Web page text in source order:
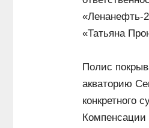
«Ленанефть-
«Татьяна
Полис
акваторию
конкретного
Компенсации